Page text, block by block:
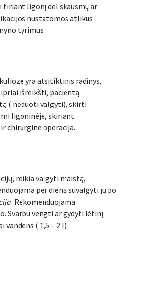
ligonį dėl skausmų ar
nustatomos atlikus
tyrimus.
yra atsitiktinis radinys,
išreikšti, pacientą
( neduoti valgyti), skirti
ligoninėje, skiriant
chirurginė operacija.
reikia valgyti maistą,
per dieną suvalgyti jų po
. Rekomenduojama
Svarbu vengti ar gydyti lėtinį
( 1,5 – 2 l).